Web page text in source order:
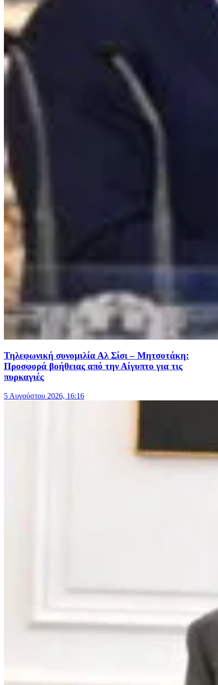
Τηλεφωνική συνομιλία Αλ Σίσι – Μητσοτάκη:
Προσφορά βοήθειας από την Αίγυπτο για τις
πυρκαγιές
5 Αυγούστου 2026, 16:16